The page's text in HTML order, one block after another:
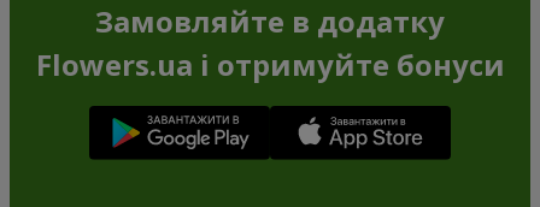
Замовляйте в додатку
Flowers.ua і отримуйте бонуси